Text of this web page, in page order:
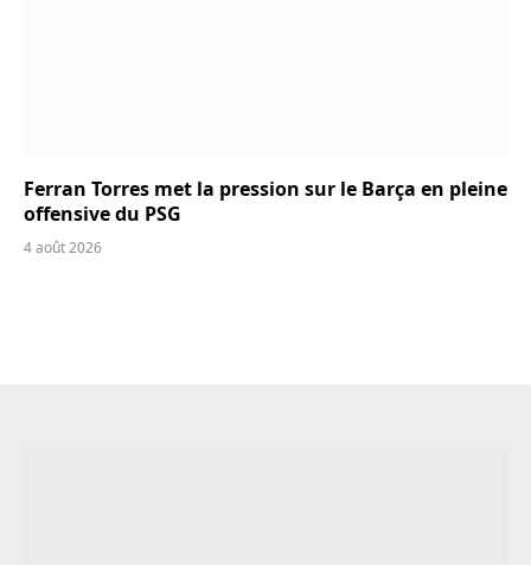
Ferran Torres met la pression sur le Barça en pleine
offensive du PSG
4 août 2026